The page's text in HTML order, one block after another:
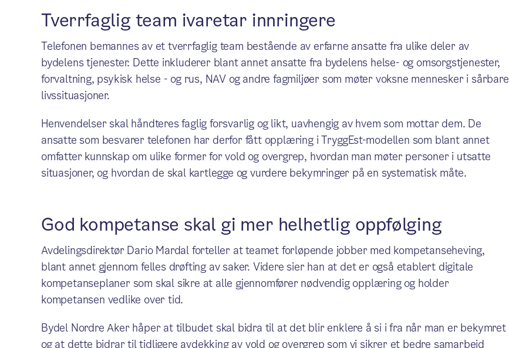
Tverrfaglig team ivaretar innringere
Telefonen bemannes av et tverrfaglig team bestående av erfarne ansatte fra ulike deler av
bydelens tjenester. Dette inkluderer blant annet ansatte fra bydelens helse- og omsorgstjenester,
forvaltning, psykisk helse - og rus, NAV og andre fagmiljøer som møter voksne mennesker i sårbare
livssituasjoner.
Henvendelser skal håndteres faglig forsvarlig og likt, uavhengig av hvem som mottar dem. De
ansatte som besvarer telefonen har derfor fått opplæring i TryggEst-modellen som blant annet
omfatter kunnskap om ulike former for vold og overgrep, hvordan man møter personer i utsatte
situasjoner, og hvordan de skal kartlegge og vurdere bekymringer på en systematisk måte.
God kompetanse skal gi mer helhetlig oppfølging
Avdelingsdirektør Dario Mardal forteller at teamet forløpende jobber med kompetanseheving,
blant annet gjennom felles drøfting av saker. Videre sier han at det er også etablert digitale
kompetanseplaner som skal sikre at alle gjennomfører nødvendig opplæring og holder
kompetansen vedlike over tid.
Bydel Nordre Aker håper at tilbudet skal bidra til at det blir enklere å si i fra når man er bekymret
og at dette bidrar til tidligere avdekking av vold og overgrep som vi sikrer et bedre samarbeid